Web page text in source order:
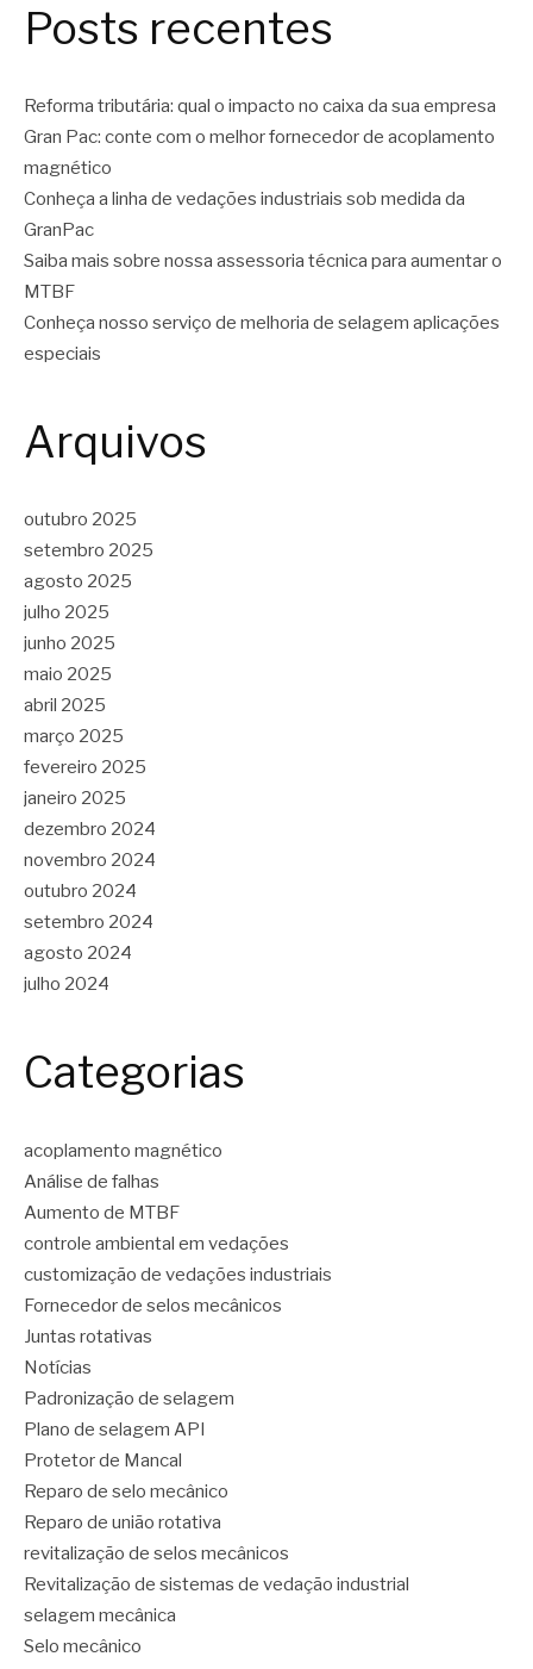
Posts recentes
Reforma tributária: qual o impacto no caixa da sua empresa
Gran Pac: conte com o melhor fornecedor de acoplamento
magnético
Conheça a linha de vedações industriais sob medida da
GranPac
Saiba mais sobre nossa assessoria técnica para aumentar o
MTBF
Conheça nosso serviço de melhoria de selagem aplicações
especiais
Arquivos
outubro 2025
setembro 2025
agosto 2025
julho 2025
junho 2025
maio 2025
abril 2025
março 2025
fevereiro 2025
janeiro 2025
dezembro 2024
novembro 2024
outubro 2024
setembro 2024
agosto 2024
julho 2024
Categorias
acoplamento magnético
Análise de falhas
Aumento de MTBF
controle ambiental em vedações
customização de vedações industriais
Fornecedor de selos mecânicos
Juntas rotativas
Notícias
Padronização de selagem
Plano de selagem API
Protetor de Mancal
Reparo de selo mecânico
Reparo de união rotativa
revitalização de selos mecânicos
Revitalização de sistemas de vedação industrial
selagem mecânica
Selo mecânico